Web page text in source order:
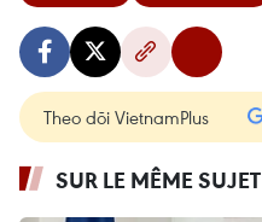
Theo dõi VietnamPlus
SUR LE MÊME SUJET